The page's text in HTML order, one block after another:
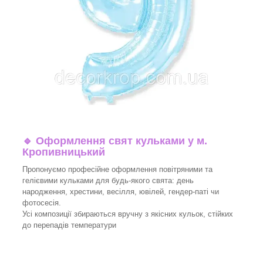
🔹 Оформлення свят кульками у м.
Кропивницький
Пропонуємо професійне оформлення повітряними та
гелієвими кульками для будь-якого свята: день
народження, хрестини, весілля, ювілей, гендер-паті чи
фотосесія.
Усі композиції збираються вручну з якісних кульок, стійких
до перепадів температури